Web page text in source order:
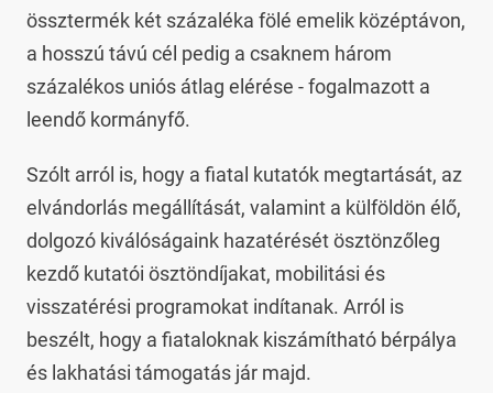
össztermék két százaléka fölé emelik középtávon,
a hosszú távú cél pedig a csaknem három
százalékos uniós átlag elérése - fogalmazott a
leendő kormányfő.
Szólt arról is, hogy a fiatal kutatók megtartását, az
elvándorlás megállítását, valamint a külföldön élő,
dolgozó kiválóságaink hazatérését ösztönzőleg
kezdő kutatói ösztöndíjakat, mobilitási és
visszatérési programokat indítanak. Arról is
beszélt, hogy a fiataloknak kiszámítható bérpálya
és lakhatási támogatás jár majd.